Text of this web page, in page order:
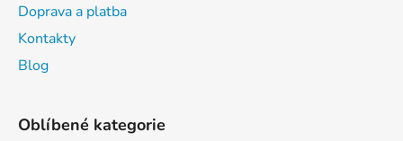
Doprava a platba
Kontakty
Blog
Oblíbené kategorie